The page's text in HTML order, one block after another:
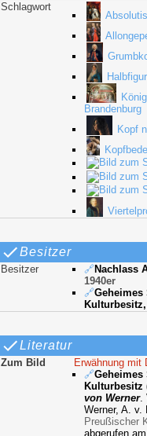
Schlagwort
Halbfigur
Brandenburg
Kopf
Besitzer
Besitzer 🔗Nachlass
1940er
🔗Geheimes
Literatur
Zum Bild
Erwähnung mit
🔗Geheimes
Kulturbesitz
von Werner.
Werner, A.
Preußischer
abgerufen